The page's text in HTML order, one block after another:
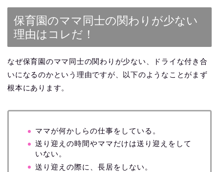
保育園のママ同士の関わりが少ない
理由はコレだ！
なぜ保育園のママ同士の関わりが少ない、ドライな付き合
いになるのかという理由ですが、以下のようなことがまず
根本にあります。
ママが何かしらの仕事をしている。
送り迎えの時間やママだけは送り迎えをして
いない。
送り迎えの際に、長居をしない。